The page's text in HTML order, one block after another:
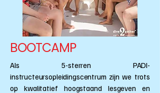
BOOTCAMP
Als 5-sterren PADI-
instructeursopleidingscentrum zijn we trots
op kwalitatief hoogstaand lesgeven en